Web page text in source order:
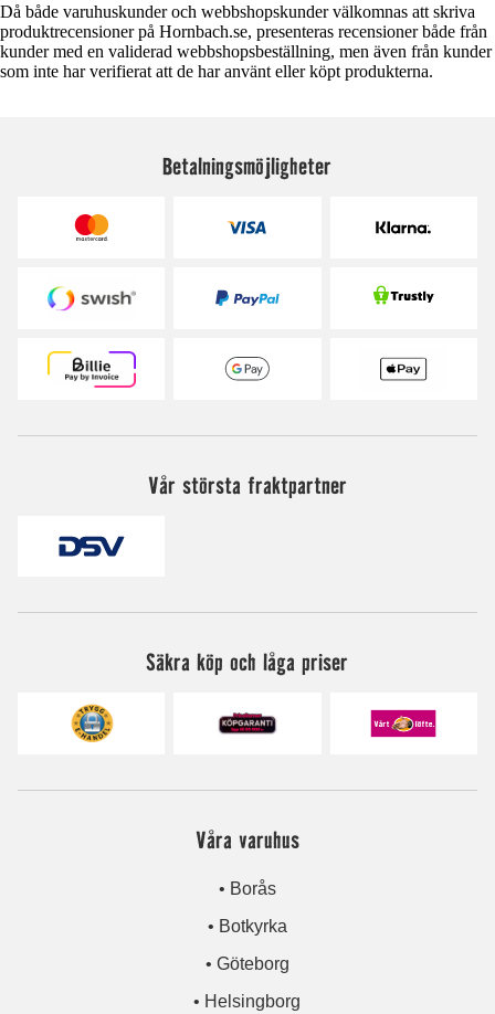
Då både varuhuskunder och webbshopskunder välkomnas att skriva
produktrecensioner på Hornbach.se, presenteras recensioner både från
kunder med en validerad webbshopsbeställning, men även från kunder
som inte har verifierat att de har använt eller köpt produkterna.
Betalningsmöjligheter
Vår största fraktpartner
Säkra köp och låga priser
Våra varuhus
• Borås
• Botkyrka
• Göteborg
• Helsingborg